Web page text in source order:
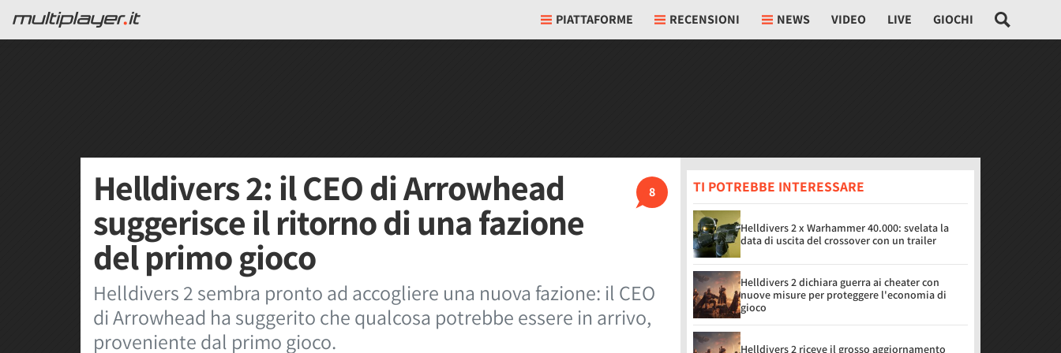
PIATTAFORME RECENSIONI NEWS VIDEO LIVE GIOCHI
8
Helldivers 2: il CEO di Arrowhead
suggerisce il ritorno di una fazione
del primo gioco
Helldivers 2 sembra pronto ad accogliere una nuova fazione: il CEO
di Arrowhead ha suggerito che qualcosa potrebbe essere in arrivo,
proveniente dal primo gioco.
TI POTREBBE INTERESSARE
Helldivers 2 x Warhammer 40.000: svelata la
data di uscita del crossover con un trailer
Helldivers 2 dichiara guerra ai cheater con
nuove misure per proteggere l'economia di
gioco
Helldivers 2 riceve il grosso aggiornamento